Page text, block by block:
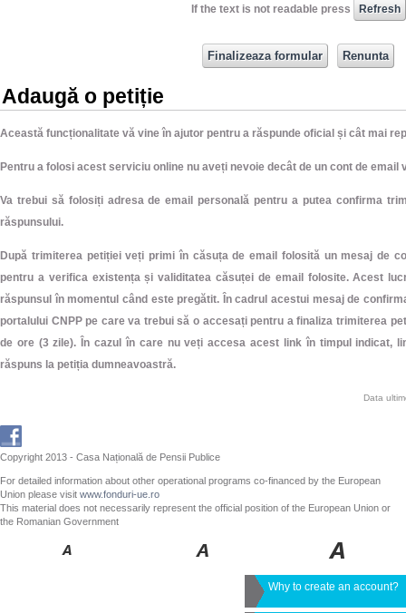
If the text is not readable press
Adaugă o petiție
Această funcționalitate vă vine în ajutor pentru a răspunde oficial și cât mai
Pentru a folosi acest serviciu online nu aveți nevoie decât de un cont de email
Va trebui să folosiți adresa de email personală pentru a putea confirma
răspunsului.
După trimiterea petiției veți primi în căsuța de email folosită un mesaj de
pentru a verifica existența și validitatea căsuței de email folosite. Acest
răspunsul în momentul când este pregătit. În cadrul acestui mesaj de
portalului CNPP pe care va trebui să o accesați pentru a finaliza trimiterea
de ore (3 zile). În cazul în care nu veți accesa acest link în timpul indicat,
răspuns la petiția dumneavoastră.
Data
Copyright 2013 - Casa Națională de Pensii Publice
For detailed information about other operational programs co-financed by the European
Union please visit www.fonduri-ue.ro
This material does not necessarily represent the official position of the European Union or
the Romanian Government
Why to create an account?